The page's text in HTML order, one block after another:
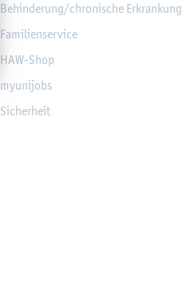
Be­hin­de­rung/chro­ni­sche Er­kran­kung
Fa­mi­li­en­ser­vice
HAW-Shop
myu­ni­jobs
Si­cher­heit